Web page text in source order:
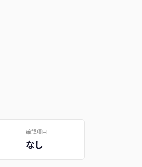
確認項目
なし